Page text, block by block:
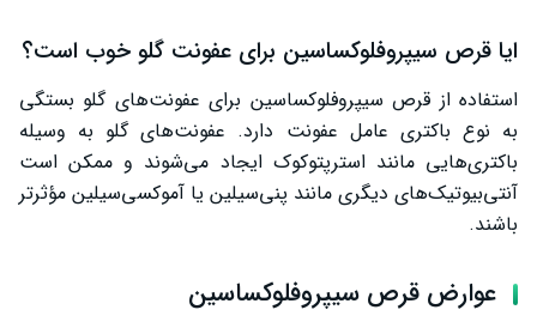
ایا قرص سیپروفلوکساسین برای عفونت گلو خوب است؟
استفاده از قرص سیپروفلوکساسین برای عفونت‌های گلو بستگی
به نوع باکتری عامل عفونت دارد. عفونت‌های گلو به وسیله
باکتری‌هایی مانند استرپتوکوک ایجاد می‌شوند و ممکن است
آنتی‌بیوتیک‌های دیگری مانند پنی‌سیلین یا آموکسی‌سیلین مؤثرتر
باشند.
عوارض قرص سیپروفلوکساسین